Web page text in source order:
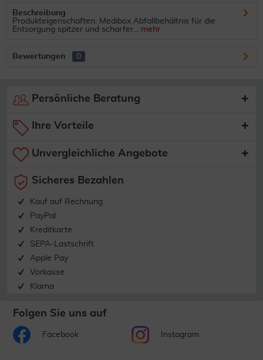
Beschreibung
Produkteigenschaften: Medibox Abfallbehältnis für die
Entsorgung spitzer und scharfer... mehr
Bewertungen 0
Persönliche Beratung
Ihre Vorteile
Unvergleichliche Angebote
Sicheres Bezahlen
Kauf auf Rechnung
PayPal
Kreditkarte
SEPA-Lastschrift
Apple Pay
Vorkasse
Klarna
Folgen Sie uns auf
Facebook Instagram